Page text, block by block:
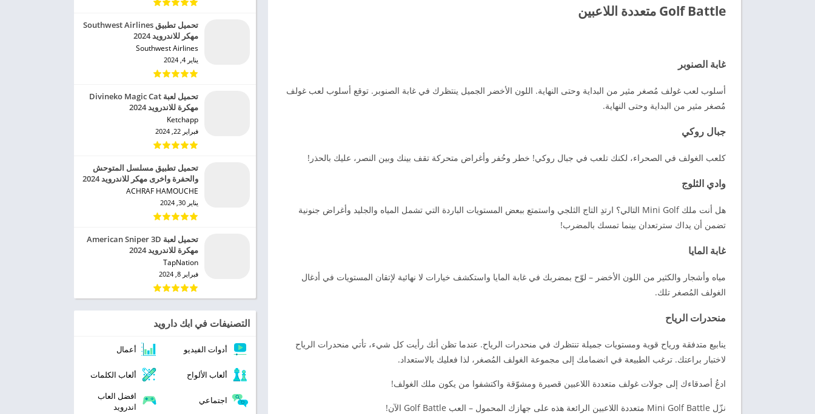
Golf Battle متعددة اللاعبين
غابة الصنوبر
أسلوب لعب غولف مُصغر مثير من البداية وحتى النهاية. اللون الأخضر الجميل ينتظرك في غابة الصنوبر. توقع أسلوب لعب غولف
مُصغر مثير من البداية وحتى النهاية.
جبال روكي
كلعب الغولف في الصحراء، لكنك تلعب في جبال روكي! خطر وحُفر وأغراض متحركة تقف بينك وبين النصر، عليك بالحذر!
وادي الثلوج
هل أنت ملك Mini Golf التالي؟ ارتدِ التاج الثلجي واستمتع ببعض المستويات الباردة التي تشمل المياه والجليد وأغراض جنونية
تضمن أن يداك سترتعدان بينما تمسك بالمضرب!
غابة المايا
مياه وأشجار والكثير من اللون الأخضر – لوّح بمضربك في غابة المايا واستكشف خيارات لا نهائية لإتقان المستويات في أدغال
الغولف المُصغر تلك.
منحدرات الرياح
ينابيع متدفقة ورياح قوية ومستويات جميلة تنتظرك في منحدرات الرياح. عندما تظن أنك رأيت كل شيء، تأتي منحدرات الرياح
لاختبار براعتك. ترغب الطبيعة في انضمامك إلى مجموعة الغولف المُصغر، لذا فعليك بالاستعداد.
ادعُ أصدقاءك إلى جولات غولف متعددة اللاعبين قصيرة ومشوّقة واكتشفوا من يكون ملك الغولف!
نزّل Mini Golf Battle متعددة اللاعبين الرائعة هذه على جهازك المحمول – العب Golf Battle الآن!
تحميل تطبيق Southwest Airlines
مهكر للاندرويد 2024
Southwest Airlines‏
يناير 4, 2024
تحميل لعبة Divineko Magic Cat
مهكرة للاندرويد 2024
Ketchapp‏
فبراير 22, 2024
تحميل تطبيق مسلسل المتوحش
والحفرة واخرى مهكر للاندرويد 2024
ACHRAF HAMOUCHE‏
يناير 30, 2024
تحميل لعبة American Sniper 3D
مهكرة للاندرويد 2024
TapNation‏
فبراير 8, 2024
التصنيفات في ابك دارويد
أدوات الفيديو أعمال
ألعاب الألواح ألعاب الكلمات
اجتماعي
افضل العاب
اندرويد